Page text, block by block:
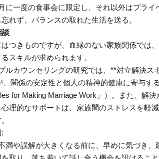
に一度の食事会に限定し、それ以外はプラ
れず、バランスの取れた生活を送る。
談
つきものですが、血縁のない家族関係では
スキルが求められます。
ルカウンセリングの研究では、**対立解決ス
、関係の安定性と個人の精神的健康に寄与
for Making Marriage Work」）。また、解
理的なサポートは、家族間のストレスを軽
満や誤解が大きくなる前に、早めに気づき